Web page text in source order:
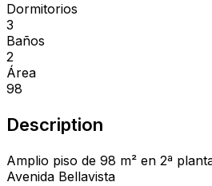
Dormitorios
3
Baños
2
Área
98
Description
Amplio piso de 98 m² en 2ª
Avenida Bellavista